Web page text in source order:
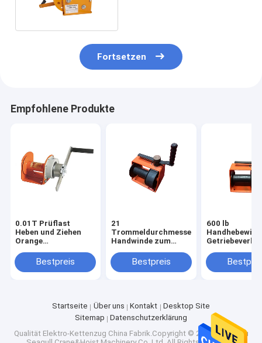
Fortsetzen
Empfohlene Produkte
0.01T Prüflast
Heben und Ziehen
Orange
Bremsen Handwinde
Bestpreis
21
Trommeldurchmesser
Handwinde zum
der Öl- und
Gasindustrie
Bestpreis
600 lb
O/B/Y
Startseite Über uns Kontakt
Desktop Site
Sitemap
Datenschutzerklärung
Qualität Elektro-Kettenzug China Fabrik.Copyright © 2025 Changshu